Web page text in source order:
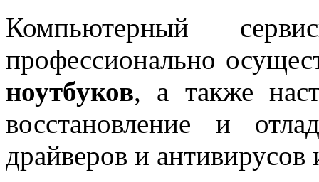
Компьютерный
профессионально
ноутбуков, а также
восстановление и
драйверов и антивирусов